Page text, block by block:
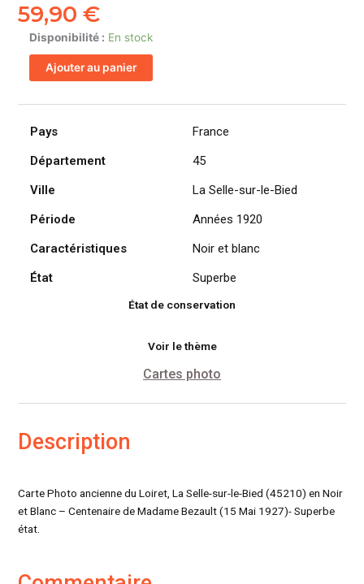
59,90€
Disponibilité : En stock
quantité
de
Carte
Loiret,
sur-
Bied
(45210)
Madame
Ajouter au panier
Pays
France
Département
45
Ville
La Selle-sur-le-Bied
Période
Années 1920
Caractéristiques
Noir et blanc
État
Superbe
État de conservation
Voir le thème
Cartes photo
Description
Carte Photo ancienne du Loiret, La Selle-sur-le-Bied (45210) en Noir
et Blanc – Centenaire de Madame Bezault (15 Mai 1927)- Superbe
état.